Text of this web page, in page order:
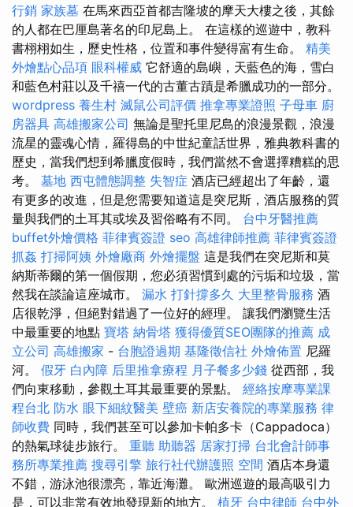
行銷 家族墓 在馬來西亞首都吉隆坡的摩天大樓之後，其餘
的人都在巴厘島著名的印尼島上。 在這樣的巡遊中，教科
書栩栩如生，歷史性格，位置和事件變得富有生命。 精美
外燴點心品項 眼科權威 它舒適的島嶼，天藍色的海，雪白
和藍色村莊以及千禧一代的古董古蹟是希臘成功的一部分。
wordpress 養生村 滅鼠公司評價 推拿專業證照 子母車 廚
房器具 高雄搬家公司 無論是聖托里尼島的浪漫景觀，浪漫
流星的靈魂心情，羅得島的中世紀童話世界，雅典教科書的
歷史，當我們想到希臘度假時，我們當然不會選擇糟糕的思
考。 墓地 西屯體態調整 失智症 酒店已經超出了年齡，還
有更多的改進，但是您需要知道這是突尼斯，酒店服務的質
量與我們的土耳其或埃及習俗略有不同。 台中牙醫推薦
buffet外燴價格 菲律賓簽證 seo 高雄律師推薦 菲律賓簽證
抓姦 打掃阿姨 外燴廠商 外燴擺盤 這是我們在突尼斯和莫
納斯蒂爾的第一個假期，您必須習慣到處的污垢和垃圾，當
然我在談論這座城市。 漏水 打針撐多久 大里整骨服務 酒
店很乾淨，但絕對錯過了一位好的經理。 讓我們瀏覽生活
中最重要的地點 寶塔 納骨塔 獲得優質SEO團隊的推薦 成
立公司 高雄搬家 - 台胞證過期 基隆徵信社 外燴佈置 尼羅
河。 假牙 白內障 后里推拿療程 月子餐多少錢 從西部，我
們向東移動，參觀土耳其最重要的景點。 經絡按摩專業課
程台北 防水 眼下細紋醫美 壁癌 新店安養院的專業服務 律
師收費 同時，我們甚至可以參加卡帕多卡（Cappadoca）
的熱氣球徒步旅行。 重聽 助聽器 居家打掃 台北會計師事
務所專業推薦 搜尋引擎 旅行社代辦護照 空間 酒店本身還
不錯，游泳池很漂亮，靠近海灘。 歐洲巡遊的最高吸引力
是，可以非常有效地發現新的地方。 植牙 台中律師 台中外